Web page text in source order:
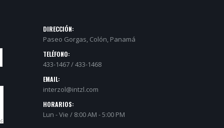
DIRECCIÓN:
Paseo Gorgas, Colón, Panamá
TELÉFONO:
433-1467 / 433-1468
EMAIL:
interzol@intzl.com
HORARIOS:
Lun - Vie / 8:00 AM - 5:00 PM